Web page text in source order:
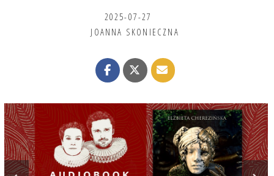
2025-07-27
JOANNA SKONIECZNA